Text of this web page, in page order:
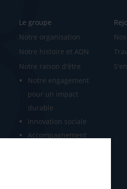
Le groupe
Notre organisation
Notre histoire et ADN
Notre raison d'être
Notre engagement
pour un impact
durable
Innovation sociale
Accompagnement